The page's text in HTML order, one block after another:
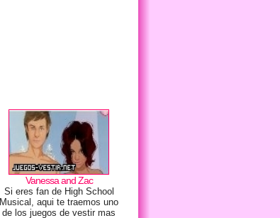
Vanessa and Zac
Si eres fan de High School
Musical, aqui te traemos uno
de los juegos de vestir mas